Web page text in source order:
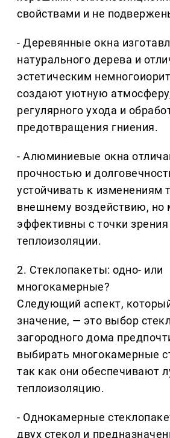
свойствами и не
- Деревянные окна
натурального дерева и
эстетическим
создают уютную
регулярного ухода и
предотвращения гниения.
- Алюминиевые окна
прочностью и
устойчивать к изменениям
внешнему воздействию, но
эффективны с точки зрения
теплоизоляции.
2. Стеклопакеты: одно- или
многокамерные?
Следующий аспект,
значение, — это выбор
загородного дома
выбирать многокамерные
так как они обеспечивают
теплоизоляцию.
- Однокамерные
двух стекол и